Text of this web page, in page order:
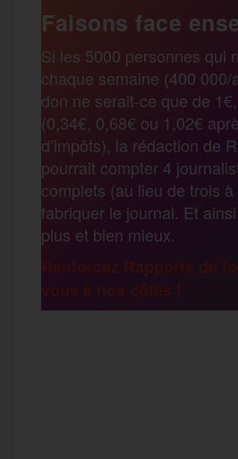
b
o
o
k
t
e
r
l
r
t
a
g
e
Faisons face
Si les 5000 personnes qui
chaque semaine (400 000/
don ne serait-ce que de
(0,34€, 0,68€ ou 1,02€
d’impôts), la rédaction de
pourrait compter 4
complets (au lieu de trois
fabriquer le journal. Et
plus et bien mieux.
Renforcez Rapports de
vous à nos côtés !